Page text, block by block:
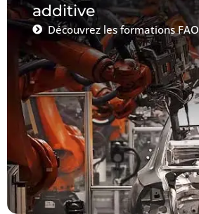
additive
Découvrez les formations FAO